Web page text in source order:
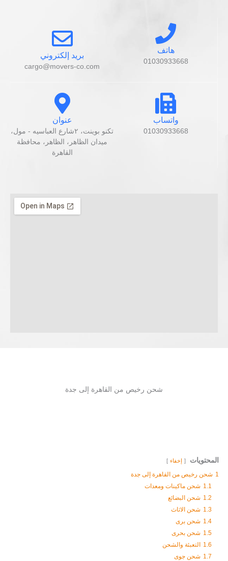
هاتف
01030933668
بريد إلكتروني
cargo@movers-co.com
واتساب
01030933668
عنوان
تكنو بوينت، ٢شارع العباسيه - مول،
ميدان الظاهر، الظاهر، محافظة
القاهرة‬
شحن رخيص من القاهرة إلى جدة
المحتويات إخفاء
1 شحن رخيص من القاهرة إلى جدة
1.1 شحن ماكينات ومعدات
1.2 شحن البضائع
1.3 شحن الاثاث
1.4 شحن برى
1.5 شحن بحرى
1.6 التعبئة والشحن
1.7 شحن جوى